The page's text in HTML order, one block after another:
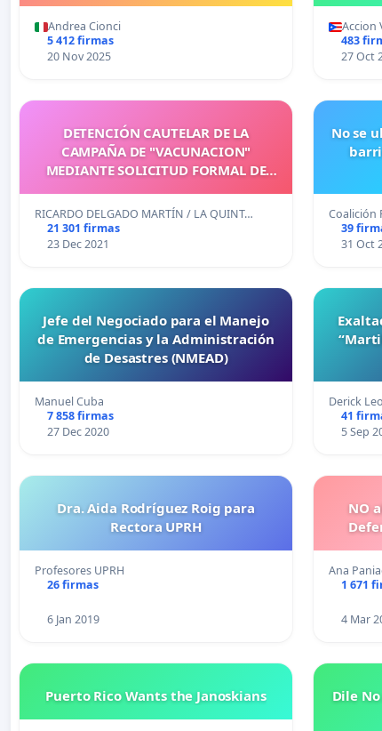
CORRESPONDIENTE
Andrea Cionci
5 412 firmas
20 Nov 2025
Accion
483
27 Oct
DETENCIÓN CAUTELAR DE LA
CAMPAÑA DE "VACUNACION"
MEDIANTE SOLICITUD FORMAL DE
EJÉRCITO ESPAÑOL
RICARDO DELGADO MARTÍN / LA QUINT…
21 301 firmas
23 Dec 2021
No se
Coalición
39
31 Oct
Jefe del Negociado para el Manejo
de Emergencias y la Administración
de Desastres (NMEAD)
Manuel Cuba
7 858 firmas
27 Dec 2020
Derick
41
5 Sep
Dra. Aida Rodríguez Roig para
Rectora UPRH
Profesores UPRH
26 firmas
6 Jan 2019
NO
Ana
1 671
4 Mar
Puerto Rico Wants the Janoskians
Dile